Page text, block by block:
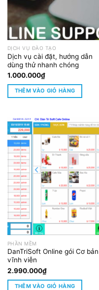
DỊCH VỤ ĐÀO TẠO
Dịch vụ cài đặt, hướng dẫn
dùng thử nhanh chóng
1.000.000₫
THÊM VÀO GIỎ HÀNG
PHẦN MỀM
DanTriSoft Online gói Cơ bản
vĩnh viễn
2.990.000₫
THÊM VÀO GIỎ HÀNG